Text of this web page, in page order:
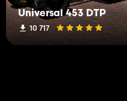
Universal 453 DTP
10 717